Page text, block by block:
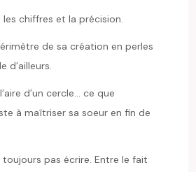
les chiffres et la précision.
de sa création en perles
d’ailleurs.
d’un cercle… ce que
à maîtriser sa soeur en fin de
toujours pas écrire. Entre le fait